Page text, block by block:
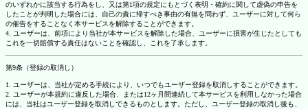
のいずれかに該当する行為をし、又は第1項の規定にもとづく表明・確約に関して虚偽の申告を
したことが判明した場合には、自己の責に帰すべき事由の有無を問わず、ユーザーに対して何ら
の催告をすることなく本サービスを解除することができます。
4. ユーザーは、前項により当社が本サービスを解除した場合、ユーザーに損害が生じたとしても
これを一切賠償する責任はないことを確認し、これを了承します。
第9条（登録の取消し）
1. ユーザーは、当社が定める手続により、いつでもユーザー登録を取消しすることができます。
2. ユーザーが本規約に違反した場合、または12ヶ月間連続して本サービスを利用しなかった場合
には、当社はユーザー登録を取消しできるものとします。ただし、ユーザー登録の取消し後も、